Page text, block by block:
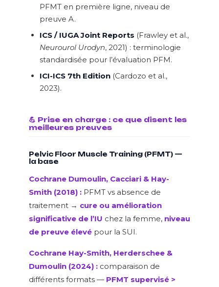
PFMT en première ligne, niveau de
preuve A.
ICS / IUGA Joint Reports (Frawley et al.,
Neurourol Urodyn, 2021) : terminologie
standardisée pour l’évaluation PFM.
ICI-ICS 7th Edition (Cardozo et al.,
2023).
💪 Prise en charge : ce que disent les
meilleures preuves
Pelvic Floor Muscle Training (PFMT) —
la base
Cochrane Dumoulin, Cacciari & Hay-
Smith (2018) : PFMT vs absence de
traitement → cure ou amélioration
significative de l’IU chez la femme, niveau
de preuve élevé pour la SUI.
Cochrane Hay-Smith, Herderschee &
Dumoulin (2024) : comparaison de
différents formats — PFMT supervisé >